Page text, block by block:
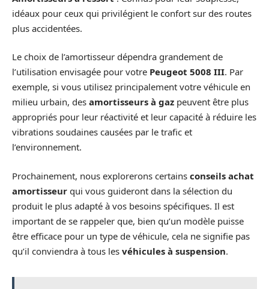
idéaux pour ceux qui privilégient le confort sur des routes
plus accidentées.
Le choix de l’amortisseur dépendra grandement de
l’utilisation envisagée pour votre Peugeot 5008 III. Par
exemple, si vous utilisez principalement votre véhicule en
milieu urbain, des amortisseurs à gaz peuvent être plus
appropriés pour leur réactivité et leur capacité à réduire les
vibrations soudaines causées par le trafic et
l’environnement.
Prochainement, nous explorerons certains conseils achat
amortisseur qui vous guideront dans la sélection du
produit le plus adapté à vos besoins spécifiques. Il est
important de se rappeler que, bien qu’un modèle puisse
être efficace pour un type de véhicule, cela ne signifie pas
qu’il conviendra à tous les véhicules à suspension.